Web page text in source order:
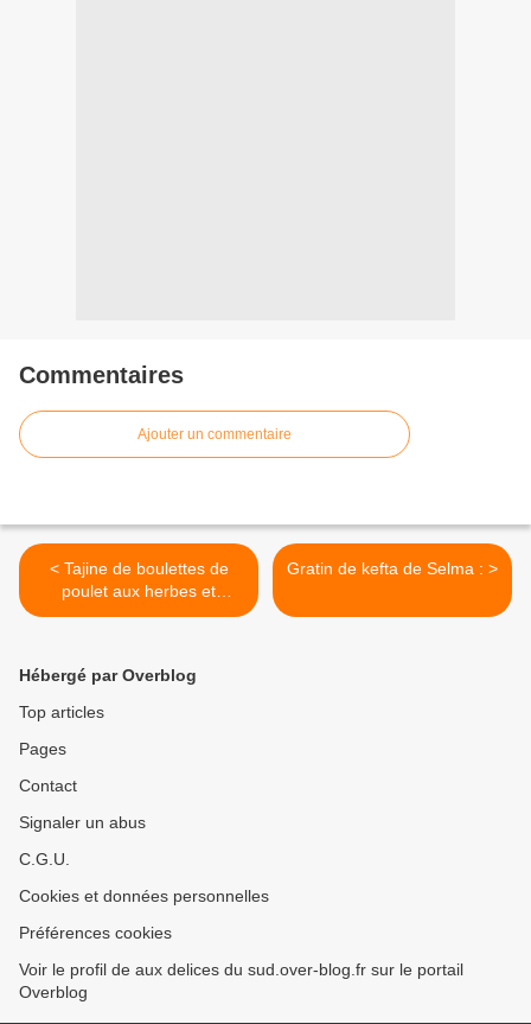
Commentaires
Ajouter un commentaire
< Tajine de boulettes de
poulet aux herbes et
légumes
Gratin de kefta de Selma : >
Hébergé par Overblog
Top articles
Pages
Contact
Signaler un abus
C.G.U.
Cookies et données personnelles
Préférences cookies
Voir le profil de aux delices du sud.over-blog.fr sur le portail
Overblog